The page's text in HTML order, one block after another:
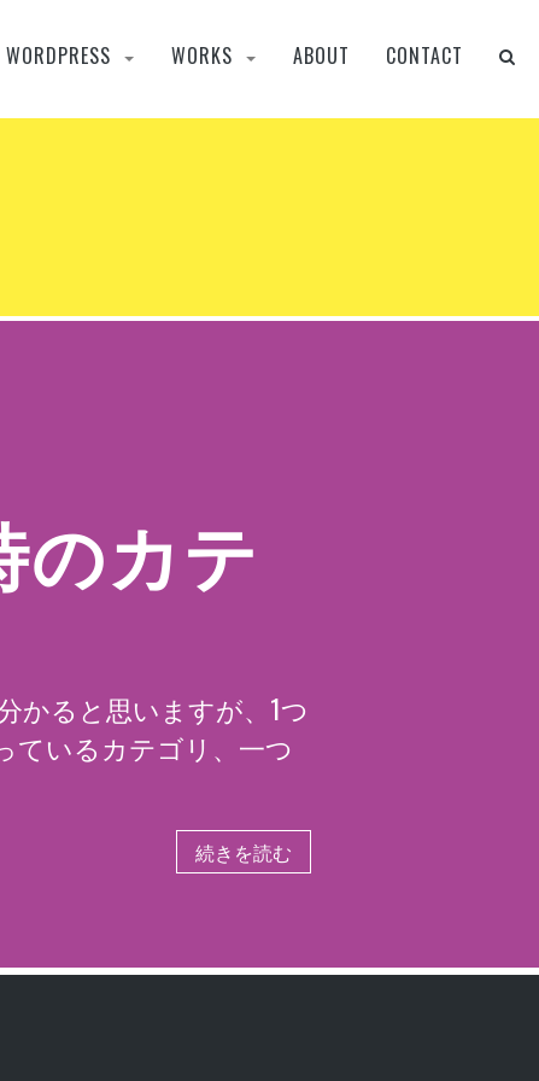
WORDPRESS WORKS ABOUT CONTACT
のカテ
かると思いますが、1つ
ているカテゴリ、一つ
続きを読む